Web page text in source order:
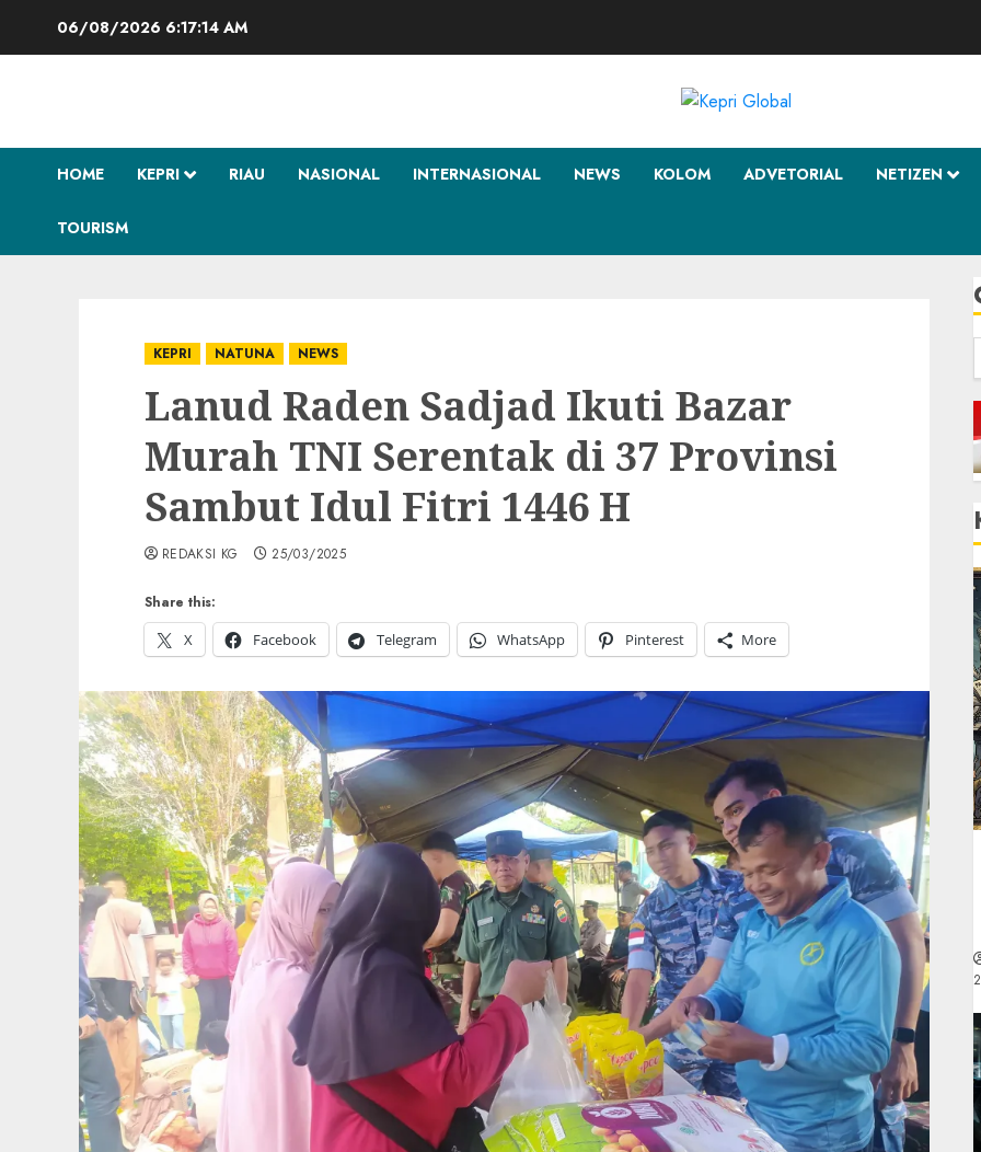
06/08/2026 6:17:15 AM
HOME KEPRI RIAU NASIONAL INTERNASIONAL NEWS KOLOM ADVETORIAL NETIZEN
TOURISM
KEPRI NATUNA NEWS
Lanud Raden Sadjad Ikuti Bazar
Murah TNI Serentak di 37 Provinsi
Sambut Idul Fitri 1446 H
Share this:
X
Facebook Telegram WhatsApp Pinterest More
REDAKSI KG 25/03/2025